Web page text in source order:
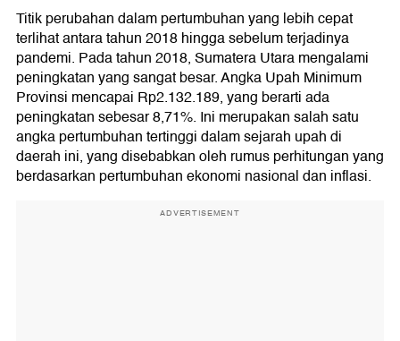
Titik perubahan dalam pertumbuhan yang lebih cepat
terlihat antara tahun 2018 hingga sebelum terjadinya
pandemi. Pada tahun 2018, Sumatera Utara mengalami
peningkatan yang sangat besar. Angka Upah Minimum
Provinsi mencapai Rp2.132.189, yang berarti ada
peningkatan sebesar 8,71%. Ini merupakan salah satu
angka pertumbuhan tertinggi dalam sejarah upah di
daerah ini, yang disebabkan oleh rumus perhitungan yang
berdasarkan pertumbuhan ekonomi nasional dan inflasi.
ADVERTISEMENT